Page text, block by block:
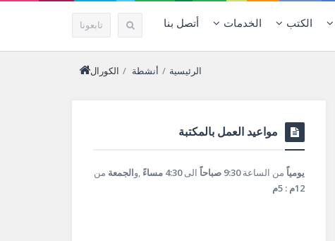
تابعونا الكتب الخدمات أتصل بنا
الرئيسية / أنشطة / الكورال
مواعيد العمل بالمكتبة
يومياً من الساعة9:30 صباحاً الى4:30 مساءً ,والجمعة من
12م : 5م